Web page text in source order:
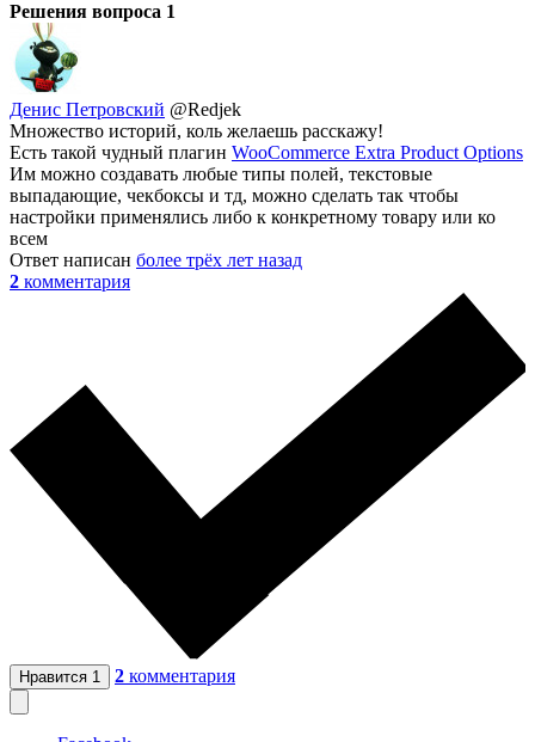
Решения вопроса 1
Денис Петровский @Redjek
Множество историй, коль желаешь расскажу!
Есть такой чудный плагин WooCommerce Extra Product Options
Им можно создавать любые типы полей, текстовые
выпадающие, чекбоксы и тд, можно сделать так чтобы
настройки применялись либо к конкретному товару или ко
всем
Ответ написан более трёх лет назад
2 комментария
Нравится 1 2 комментария